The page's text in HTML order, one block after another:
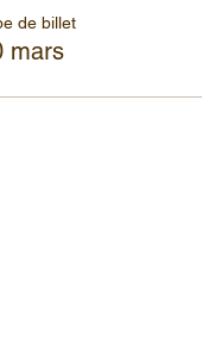
de billet
mars